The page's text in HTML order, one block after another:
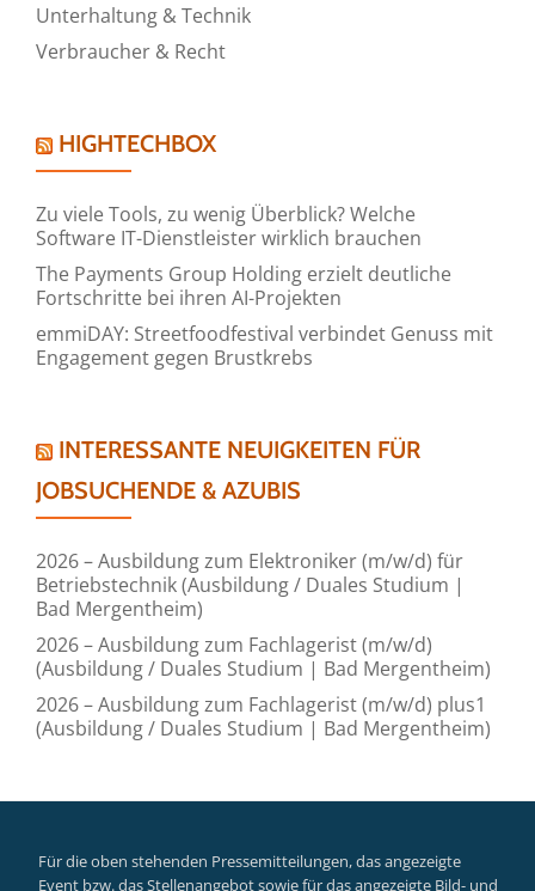
Unterhaltung & Technik
Verbraucher & Recht
HIGHTECHBOX
Zu viele Tools, zu wenig Überblick? Welche
Software IT-Dienstleister wirklich brauchen
The Payments Group Holding erzielt deutliche
Fortschritte bei ihren AI-Projekten
emmiDAY: Streetfoodfestival verbindet Genuss mit
Engagement gegen Brustkrebs
INTERESSANTE NEUIGKEITEN FÜR
JOBSUCHENDE & AZUBIS
2026 – Ausbildung zum Elektroniker (m/w/d) für
Betriebstechnik (Ausbildung / Duales Studium |
Bad Mergentheim)
2026 – Ausbildung zum Fachlagerist (m/w/d)
(Ausbildung / Duales Studium | Bad Mergentheim)
2026 – Ausbildung zum Fachlagerist (m/w/d) plus1
(Ausbildung / Duales Studium | Bad Mergentheim)
Für die oben stehenden Pressemitteilungen, das angezeigte
Event bzw. das Stellenangebot sowie für das angezeigte Bild- und